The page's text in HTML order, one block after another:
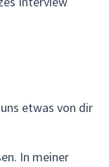
etwas von dir
In meiner